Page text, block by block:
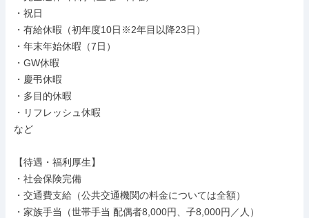
・祝日
・有給休暇（初年度10日※2年目以降23日）
・年末年始休暇（7日）
・GW休暇
・慶弔休暇
・多目的休暇
・リフレッシュ休暇
など
【待遇・福利厚生】
・社会保険完備
・交通費支給（公共交通機関の料金については全額）
・家族手当（世帯手当 配偶者8,000円、子8,000円／人）